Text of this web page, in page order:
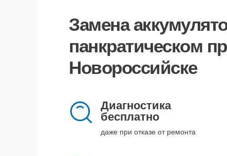
Замена
панкратическом
Новороссийске
Диагностика
бесплатно
даже при отказе от ремонта